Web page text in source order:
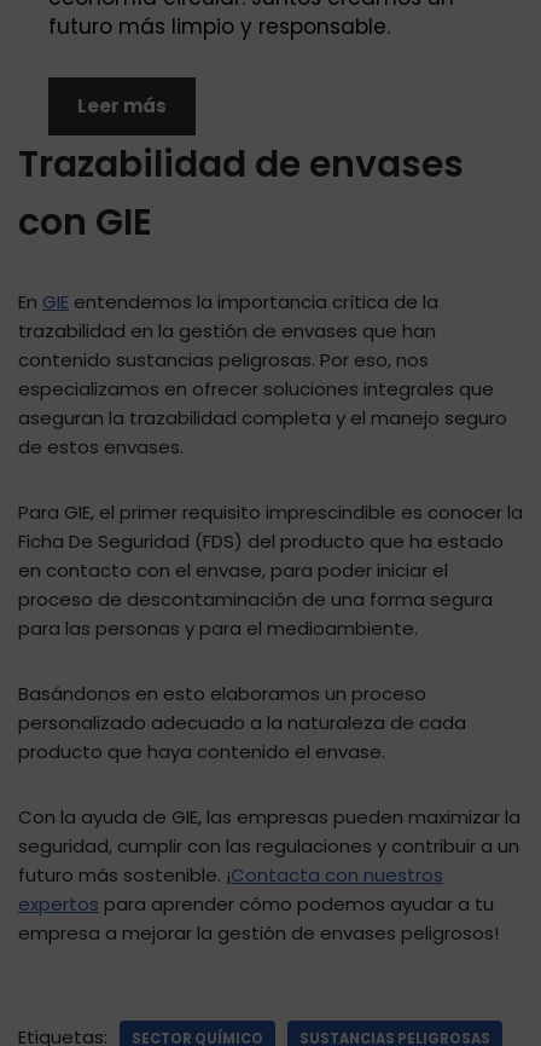
futuro más limpio y responsable.
Leer más
Trazabilidad de envases
con GIE
En GIE entendemos la importancia crítica de la
trazabilidad en la gestión de envases que han
contenido sustancias peligrosas. Por eso, nos
especializamos en ofrecer soluciones integrales que
aseguran la trazabilidad completa y el manejo seguro
de estos envases.
Para GIE, el primer requisito imprescindible es conocer la
Ficha De Seguridad (FDS) del producto que ha estado
en contacto con el envase, para poder iniciar el
proceso de descontaminación de una forma segura
para las personas y para el medioambiente.
Basándonos en esto elaboramos un proceso
personalizado adecuado a la naturaleza de cada
producto que haya contenido el envase.
Con la ayuda de GIE, las empresas pueden maximizar la
seguridad, cumplir con las regulaciones y contribuir a un
futuro más sostenible. ¡Contacta con nuestros
expertos para aprender cómo podemos ayudar a tu
empresa a mejorar la gestión de envases peligrosos!
Etiquetas: SECTOR QUÍMICO SUSTANCIAS PELIGROSAS